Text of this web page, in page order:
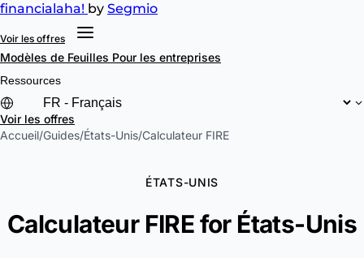
financialaha! by Segmio
Voir les offres
Modèles de Feuilles Pour les entreprises
Ressources
Voir les offres
Accueil/Guides/États-Unis/Calculateur FIRE
ÉTATS-UNIS
Calculateur FIRE for États-Unis